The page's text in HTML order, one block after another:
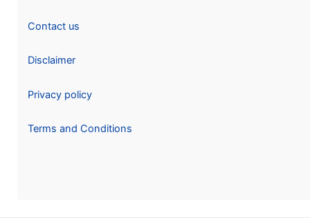
Contact us
Disclaimer
Privacy policy
Terms and Conditions